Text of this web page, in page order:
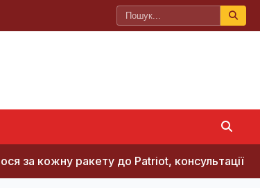
кожну ракету до Patriot, консультації щодо